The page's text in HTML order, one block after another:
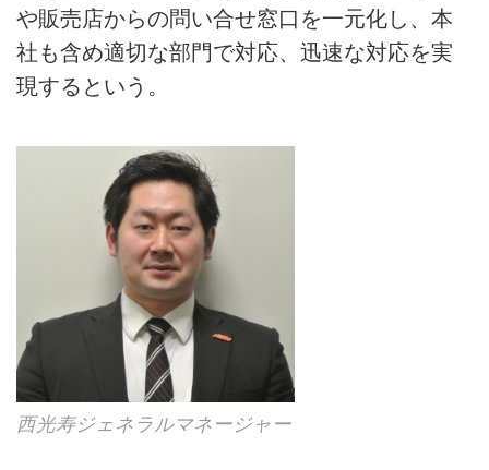
や販売店からの問い合せ窓口を一元化し、本
社も含め適切な部門で対応、迅速な対応を実
現するという。
西光寿ジェネラルマネージャー